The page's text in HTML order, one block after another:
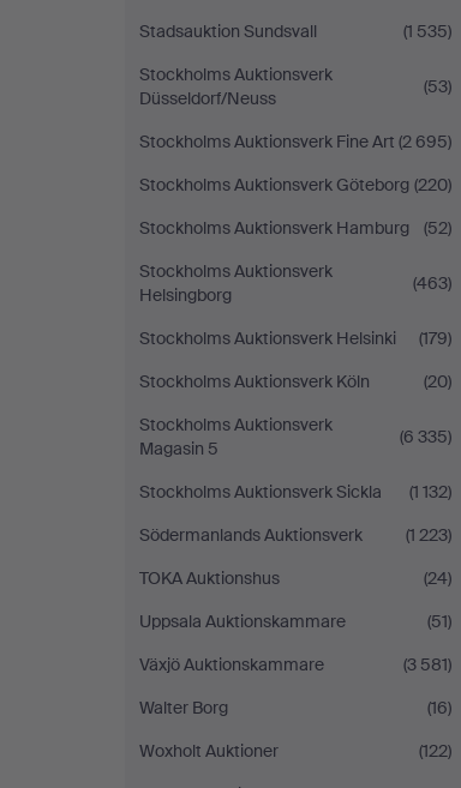
Stadsauktion Sundsvall
(1 535)
Stockholms Auktionsverk
Düsseldorf/Neuss
(53)
Stockholms Auktionsverk Fine Art (2 695)
Stockholms Auktionsverk Göteborg (220)
Stockholms Auktionsverk Hamburg
(52)
Stockholms Auktionsverk
Helsingborg
(463)
Stockholms Auktionsverk Helsinki
(179)
Stockholms Auktionsverk Köln
(20)
Stockholms Auktionsverk
Magasin 5
(6 335)
Stockholms Auktionsverk Sickla
(1 132)
Södermanlands Auktionsverk
(1 223)
TOKA Auktionshus
(24)
Uppsala Auktionskammare
(51)
Växjö Auktionskammare
(3 581)
Walter Borg
(16)
Woxholt Auktioner
(122)